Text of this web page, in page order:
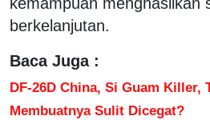
berkelanjutan.
Baca Juga :
DF-26D China, Si Guam Killer,
Membuatnya Sulit Dicegat?